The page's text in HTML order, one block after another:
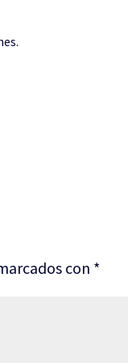
con *